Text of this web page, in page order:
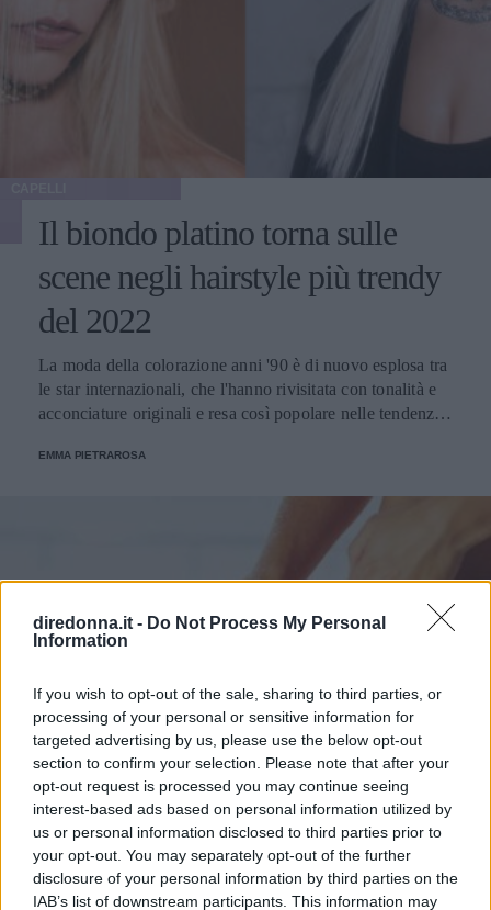
diredonna.it - Do Not Process My Personal
Information
If you wish to opt-out of the sale, sharing to third parties, or
processing of your personal or sensitive information for
targeted advertising by us, please use the below opt-out
section to confirm your selection. Please note that after your
opt-out request is processed you may continue seeing
interest-based ads based on personal information utilized by
us or personal information disclosed to third parties prior to
your opt-out. You may separately opt-out of the further
disclosure of your personal information by third parties on the
IAB’s list of downstream participants. This information may
Il biondo platino torna sulle
scene negli hairstyle più trendy
del 2022
La moda della colorazione anni '90 è di nuovo esplosa tra
le star internazionali, che l'hanno rivisitata con tonalità e
acconciature originali e resa così popolare nelle tendenze
EMMA PIETRAROSA